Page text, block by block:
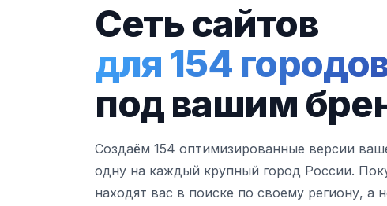
Сеть сайтов
для 154
под вашим
Создаём 154 оптимизированные версии
одну на каждый крупный город России.
находят вас в поиске по своему региону, а